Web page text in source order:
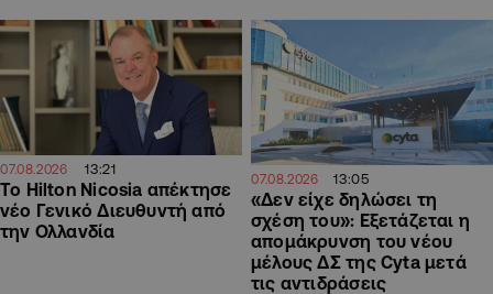
07.08.2026 13:21
Το Hilton Nicosia απέκτησε
νέο Γενικό Διευθυντή από
την Ολλανδία
07.08.2026 13:05
«Δεν είχε δηλώσει τη
σχέση του»: Εξετάζεται η
απομάκρυνση του νέου
μέλους ΔΣ της Cyta μετά
τις αντιδράσεις